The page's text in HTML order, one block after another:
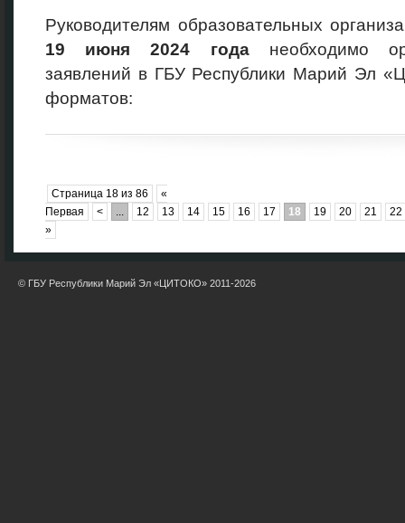
Руководителям образовательных
19
июня 2024 годанеобходимо
заявлений в ГБУ Республики Марий Эл
форматов:
Страница 18 из 86
«
Первая
< ... 12 13 14 15 16 17 18 19 20 21
22
»
© ГБУ Республики Марий Эл «ЦИТОКО» 2011-2026